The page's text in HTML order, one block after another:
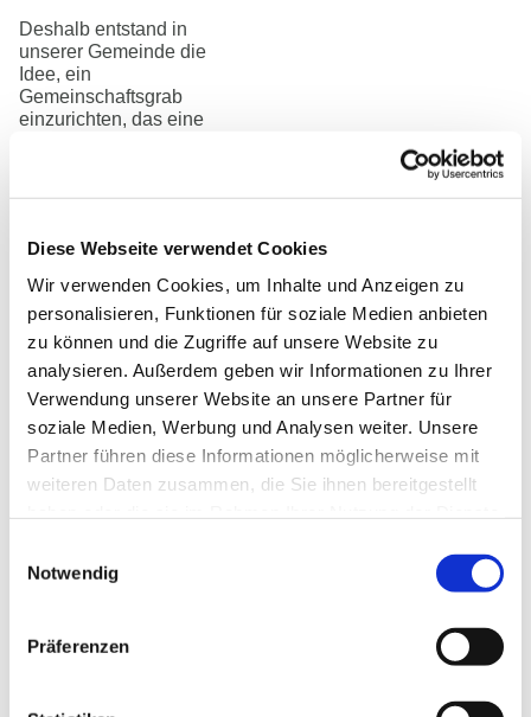
Diese Webseite verwendet Cookies
Wir verwenden Cookies, um Inhalte und Anzeigen zu
personalisieren, Funktionen für soziale Medien anbieten
zu können und die Zugriffe auf unsere Website zu
analysieren. Außerdem geben wir Informationen zu Ihrer
Verwendung unserer Website an unsere Partner für
soziale Medien, Werbung und Analysen weiter. Unsere
Partner führen diese Informationen möglicherweise mit
weiteren Daten zusammen, die Sie ihnen bereitgestellt
Notwendig
Präferenzen
Deshalb entstand in
unserer Gemeinde die
Idee, ein
Gemeinschaftsgrab
einzurichten, das eine
ermöglicht.
Das Projekt des
Gemeinschaftsgrabes ist
von einer Arbeitsgruppe
der Gemeinde entwickelt
worden. Die Arbeitsgruppe
besteht aus Pfarrerin Pia
Baumann, Christian
Brause, Meggi Ebenau,
Renate Ehlers, Christina
Struckmeier-Schubert und
Gruppe hat sich dabei
leiten lassen von dem
Auferstehung“ .